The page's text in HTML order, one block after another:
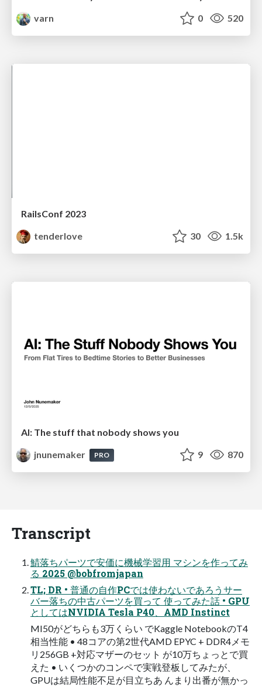
varn
0 520
RailsConf 2023
tenderlove
30 1.5k
AI: The stuff that nobody shows you
jnunemaker
PRO 9 870
Transcript
鯖落ちパーツで安価に機械学習用 マシンを作ってみ
る 2025 @bobfromjapan
TL; DR • 普通の自作PCでは使わないであろうサー
バー落ちの中古パーツを買って 使ってみた話 • GPU
としてはNVIDIA Tesla P40、AMD Instinct
MI50がどちらも3万くらい でKaggle NotebookのT4
相当性能 • 48コアの第2世代AMD EPYC + DDR4メモ
リ256GB +対応マザーのセット が10万ちょっとで買
えた • いくつかのコンペで実戦登板してみたが、
GPUは結局性能不足が目立ちあ んまり出番が無かっ